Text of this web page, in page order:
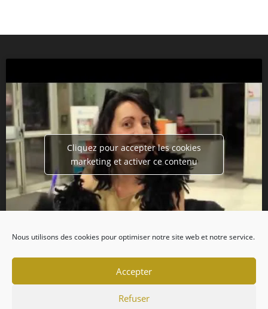
Nous utilisons des cookies pour optimiser notre site web et notre service.
Accepter
Refuser
Cliquez pour accepter les cookies
marketing et activer ce contenu